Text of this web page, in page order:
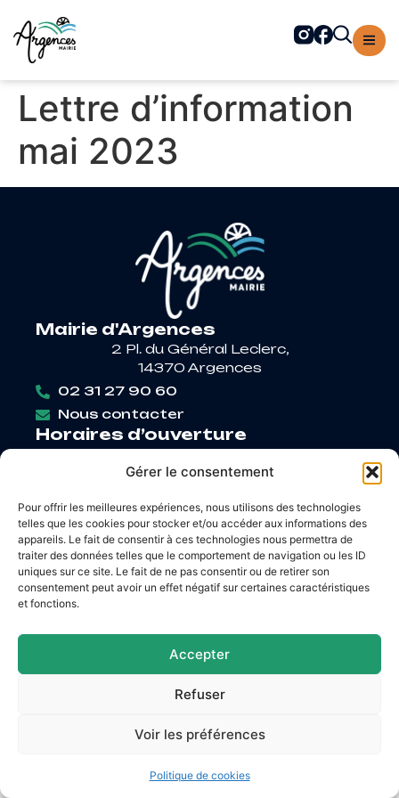
Gérer le consentement
Pour offrir les meilleures expériences, nous utilisons des technologies
telles que les cookies pour stocker et/ou accéder aux informations des
appareils. Le fait de consentir à ces technologies nous permettra de
traiter des données telles que le comportement de navigation ou les ID
uniques sur ce site. Le fait de ne pas consentir ou de retirer son
consentement peut avoir un effet négatif sur certaines caractéristiques
et fonctions.
Accepter
Refuser
Voir les préférences
Politique de cookies
principal
Lettre d’information
mai 2023
Mairie d'Argences
2 Pl. du Général Leclerc,
14370 Argences
02 31 27 90 60
Nous contacter
Horaires d’ouverture
Mardi: 9h – 12h / 14h – 18h30
Jeudi: 9h – 12h / 14h – 17h
Vendredi: 9h – 12h / 14h – 16h30
Plan du site
Confidentialité
© 2026 Site & GRU développés par Utopia